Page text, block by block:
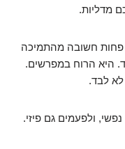
מדליות.
פחות חשובה מהתמיכה
היא הרוח במפרשים.
לבד.
ולפעמים גם פיזי.